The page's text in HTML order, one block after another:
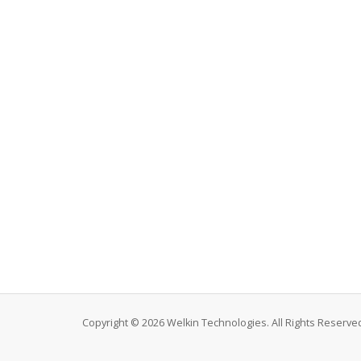
Copyright © 2026 Welkin Technologies. All Rights